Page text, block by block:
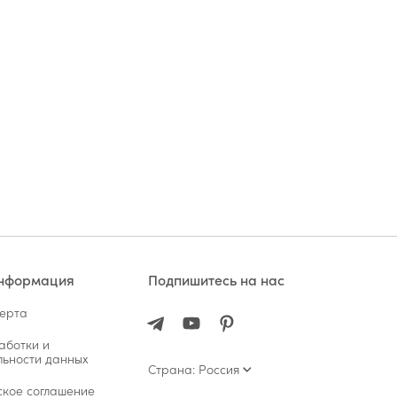
и
данных
соглашение
Подпишитесь на нас
Страна: Россия